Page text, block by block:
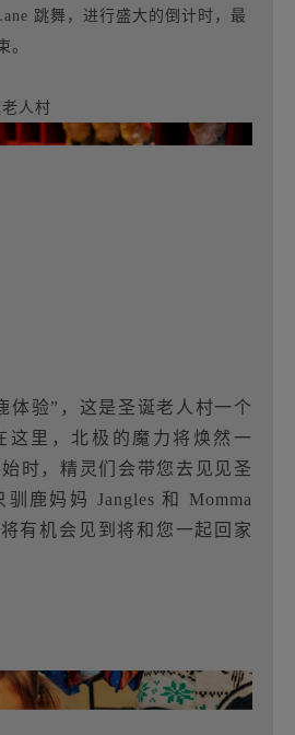
跳舞，进行盛大的倒计时，最
。
人村
体验”，这是圣诞老人村一个
这里，北极的魔力将焕然一
时，精灵们会带您去见见圣
鹿妈妈 Jangles 和 Momma
有机会见到将和您一起回家